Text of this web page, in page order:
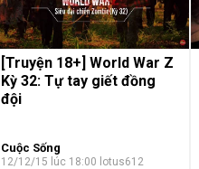
[Truyện 18+] World War Z
Kỳ 32: Tự tay giết đồng
đội
Cuộc Sống
12/12/15 lúc 18:00 lotus612